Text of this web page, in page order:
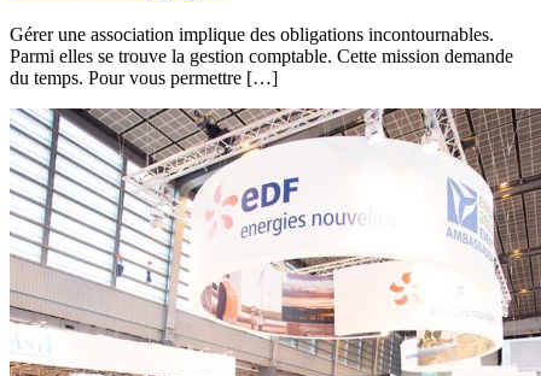
Gérer une association implique des obligations incontournables.
Parmi elles se trouve la gestion comptable. Cette mission demande
du temps. Pour vous permettre […]